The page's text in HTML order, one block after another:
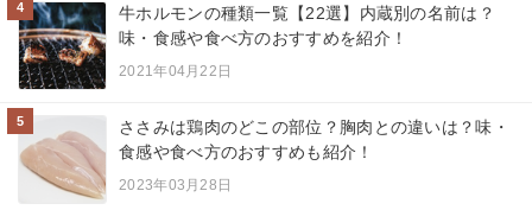
4
牛ホルモンの種類一覧【22選】内蔵別の名前は？
味・食感や食べ方のおすすめを紹介！
2021年04月22日
5
ささみは鶏肉のどこの部位？胸肉との違いは？味・
食感や食べ方のおすすめも紹介！
2023年03月28日